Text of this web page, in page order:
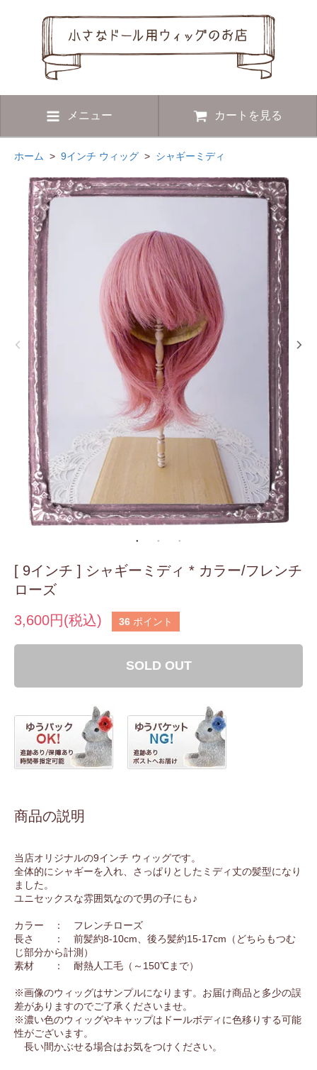
メニュー カートを見る
ホーム > 9インチ ウィッグ > シャギーミディ
[ 9インチ ] シャギーミディ * カラー/フレンチ
ローズ
3,600円(税込)
36 ポイント
SOLD OUT
商品の説明
当店オリジナルの9インチ ウィッグです。
全体的にシャギーを入れ、さっぱりとしたミディ丈の髪型になり
ました。
ユニセックスな雰囲気なので男の子にも♪
カラー ： フレンチローズ
長さ ： 前髪約8-10cm、後ろ髪約15-17cm（どちらもつむ
じ部分から計測）
素材 ： 耐熱人工毛（～150℃まで）
※画像のウィッグはサンプルになります。お届け商品と多少の誤
差がありますのでご了承くださいませ。
※濃い色のウィッグやキャップはドールボディに色移りする可能
性がございます。
長い間かぶせる場合はお気をつけください。